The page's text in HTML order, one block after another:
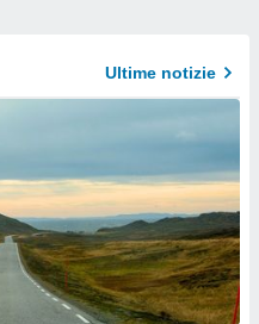
Ultime notizie